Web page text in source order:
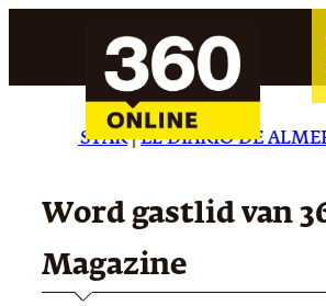
DAILY STAR|EL DIARIO DE
Word gastlid van
Magazine